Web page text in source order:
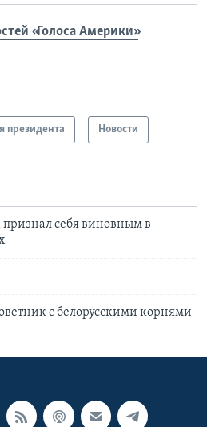
«Голоса Америки»
президента Новости
себя виновным в
с белорусскими корнями